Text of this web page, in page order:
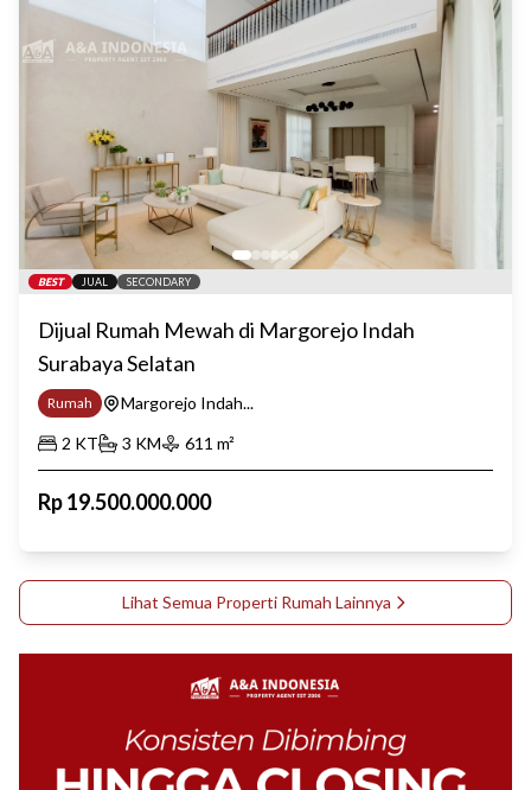
BEST JUAL SECONDARY
Dijual Rumah Mewah di Margorejo Indah
Surabaya Selatan
Rumah
Margorejo Indah...
2 KT 3 KM 611 m²
Rp19.500.000.000
Lihat Semua Properti Rumah Lainnya